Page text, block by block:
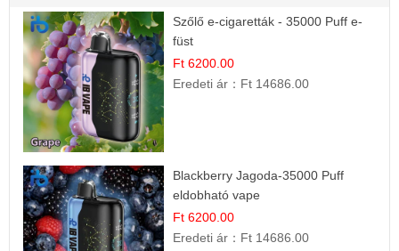
Szőlő e-cigaretták - 35000 Puff e-
füst
Ft 6200.00
Eredeti ár： Ft 14686.00
Blackberry Jagoda-35000 Puff
eldobható vape
Ft 6200.00
Eredeti ár： Ft 14686.00